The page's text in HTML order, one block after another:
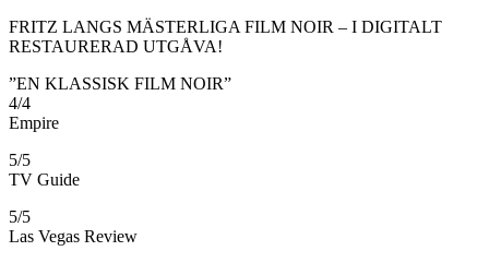
FRITZ LANGS MÄSTERLIGA FILM NOIR – I DIGITALT
RESTAURERAD UTGÅVA!
”EN KLASSISK FILM NOIR”
4/4
Empire
5/5
TV Guide
5/5
Las Vegas Review